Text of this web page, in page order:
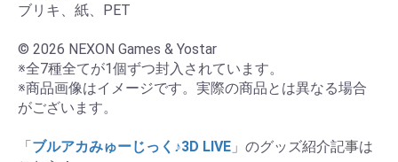
ブリキ、紙、PET
© 2026 NEXON Games & Yostar
※全7種全てが1個ずつ封入されています。
※商品画像はイメージです。実際の商品とは異なる場合
がございます。
「ブルアカみゅーじっく♪3D LIVE 」のグッズ紹介記事は